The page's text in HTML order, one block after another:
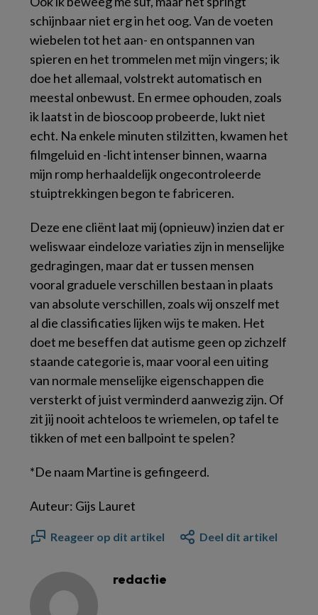
schijnbaar niet erg in het oog. Van de voeten
wiebelen tot het aan- en ontspannen van
spieren en het trommelen met mijn vingers; ik
doe het allemaal, volstrekt automatisch en
meestal onbewust. En ermee ophouden, zoals
ik laatst in de bioscoop probeerde, lukt niet
echt. Na enkele minuten stilzitten, kwamen het
filmgeluid en -licht intenser binnen, waarna
mijn romp herhaaldelijk ongecontroleerde
stuiptrekkingen begon te fabriceren.
Deze ene cliënt laat mij (opnieuw) inzien dat er
weliswaar eindeloze variaties zijn in menselijke
gedragingen, maar dat er tussen mensen
vooral graduele verschillen bestaan in plaats
van absolute verschillen, zoals wij onszelf met
al die classificaties lijken wijs te maken. Het
doet me beseffen dat autisme geen op zichzelf
staande categorie is, maar vooral een uiting
van normale menselijke eigenschappen die
versterkt of juist verminderd aanwezig zijn. Of
zit jij nooit achteloos te wriemelen, op tafel te
tikken of met een ballpoint te spelen?
*De naam Martine is gefingeerd.
Auteur: Gijs Lauret
Reageer op dit artikel Deel dit artikel
redactie